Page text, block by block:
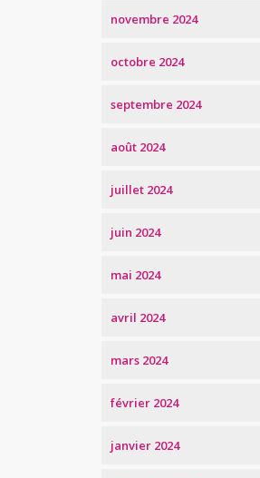
novembre 2024
octobre 2024
septembre 2024
août 2024
juillet 2024
juin 2024
mai 2024
avril 2024
mars 2024
février 2024
janvier 2024